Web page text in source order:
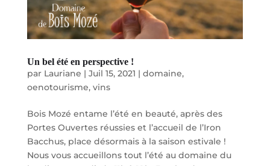
Un bel été en perspective !
par Lauriane | Juil 15, 2021 | domaine,
oenotourisme, vins
Bois Mozé entame l’été en beauté, après des
Portes Ouvertes réussies et l’accueil de l’Iron
Bacchus, place désormais à la saison estivale !
Nous vous accueillons tout l’été au domaine du